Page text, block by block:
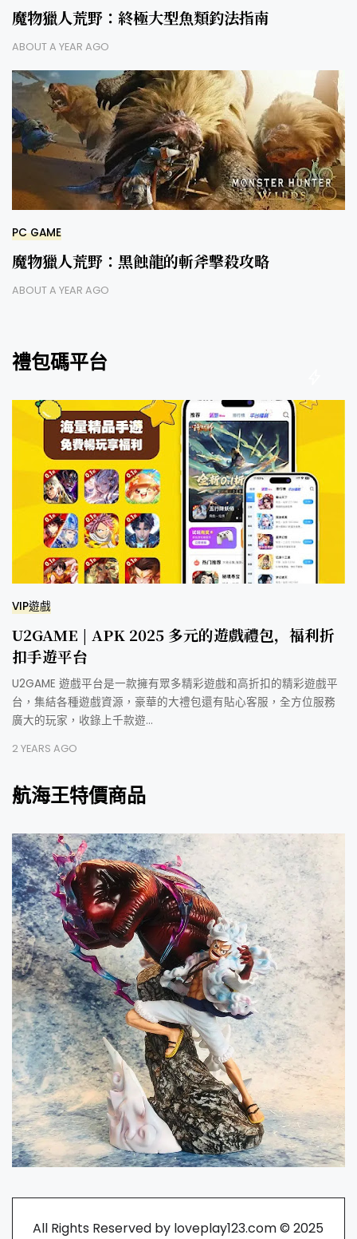
魔物獵人荒野：終極大型魚類釣法指南
ABOUT A YEAR AGO
PC GAME
魔物獵人荒野：黑蝕龍的斬斧擊殺攻略
ABOUT A YEAR AGO
禮包碼平台
VIP遊戲
U2GAME | APK 2025 多元的遊戲禮包，福利折
扣手遊平台
U2GAME 遊戲平台是一款擁有眾多精彩遊戲和高折扣的精彩遊戲平
台，集結各種遊戲資源，豪華的大禮包還有貼心客服，全方位服務
廣大的玩家，收錄上千款遊…
2 YEARS AGO
航海王特價商品
All Rights Reserved by loveplay123.com © 2025